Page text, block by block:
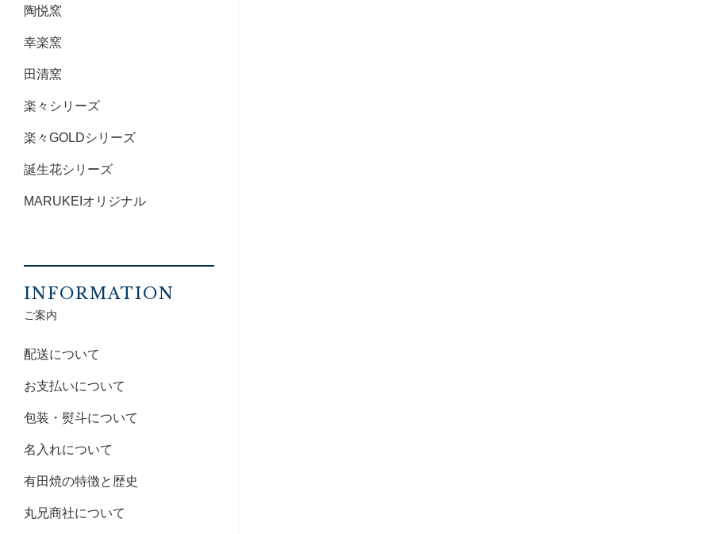
陶悦窯
幸楽窯
田清窯
楽々シリーズ
楽々GOLDシリーズ
誕生花シリーズ
MARUKEIオリジナル
INFORMATION
ご案内
配送について
お支払いについて
包装・熨斗について
名入れについて
有田焼の特徴と歴史
丸兄商社について